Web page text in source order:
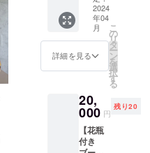
は生花
となり
ます。
※花材の
おまか
せにな
沖縄・
離島に
はお届
けでき
ませ
殖しに
くいの
でお花
ちしま
す。さ
割れな
いた
め、水
替えや
お手入
わり、
鮮度の
高いお
花はお
手元に
しめま
す。 サ
イズ：
H25cm
×W25c
て完成
した
ブーケ
をお届
けいた
縄・離
島には
お届け
できま
せん）
別価格
で定価
17,000
円(送料
込
み)→16,
000円。
合わせ
たお花
を中心
に、エ
レガン
2024
年04
月
詳細を見る
こ
の
リ
タ
ー
ン
を
選
択
す
る
20,
000 円
残り20
【花瓶
付き